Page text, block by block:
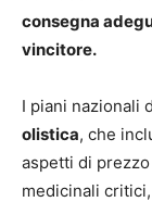
consegna
vincitore.
I piani nazionali
olistica, che
aspetti di
medicinali